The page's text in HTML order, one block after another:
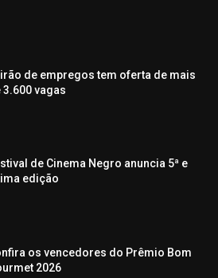
de empregos tem oferta de mais
3.600 vagas
de Cinema Negro anuncia 5ª e
edição
os vencedores do Prêmio Bom
2026